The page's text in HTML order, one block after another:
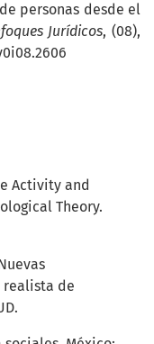
personas desde el
Jurídicos, (08),
Activity and
Theory.
realista de